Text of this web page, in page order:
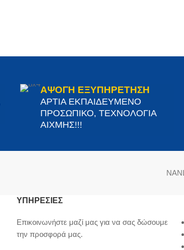
ΑΨΟΓΗ ΕΞΥΠΗΡΕΤΗΣΗ
ΑΡΤΙΑ ΕΚΠΑΙΔΕΥΜΕΝΟ
ΠΡΟΣΩΠΙΚΟ, ΤΕΧΝΟΛΟΓΙΑ
ΑΙΧΜΗΣ!!!
ΥΠΗΡΕΣΙΕΣ
Επικοινωνήστε μαζί μας για να σας δώσουμε
την προσφορά μας.